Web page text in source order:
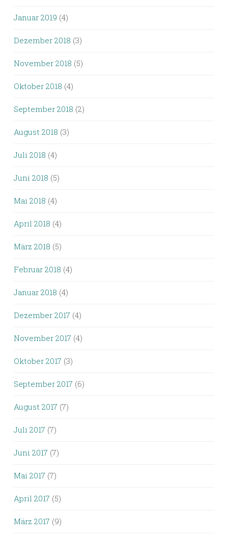
Januar 2019 (4)
Dezember 2018 (3)
November 2018 (5)
Oktober 2018 (4)
September 2018 (2)
August 2018 (3)
Juli 2018 (4)
Juni 2018 (5)
Mai 2018 (4)
April 2018 (4)
März 2018 (5)
Februar 2018 (4)
Januar 2018 (4)
Dezember 2017 (4)
November 2017 (4)
Oktober 2017 (3)
September 2017 (6)
August 2017 (7)
Juli 2017 (7)
Juni 2017 (7)
Mai 2017 (7)
April 2017 (5)
März 2017 (9)